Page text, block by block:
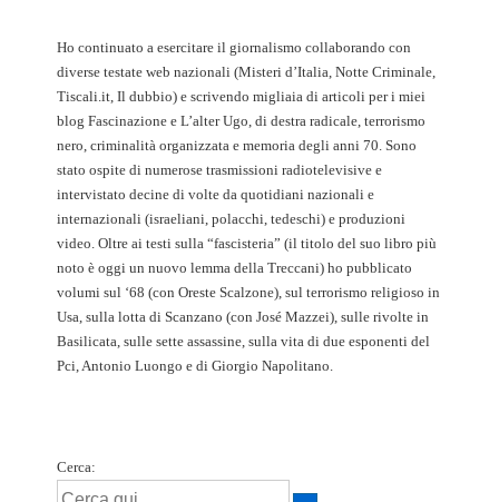
Ho continuato a esercitare il giornalismo collaborando con
diverse testate web nazionali (Misteri d’Italia, Notte Criminale,
Tiscali.it, Il dubbio) e scrivendo migliaia di articoli per i miei
blog Fascinazione e L’alter Ugo, di destra radicale, terrorismo
nero, criminalità organizzata e memoria degli anni 70. Sono
stato ospite di numerose trasmissioni radiotelevisive e
intervistato decine di volte da quotidiani nazionali e
internazionali (israeliani, polacchi, tedeschi) e produzioni
video. Oltre ai testi sulla “fascisteria” (il titolo del suo libro più
noto è oggi un nuovo lemma della Treccani) ho pubblicato
volumi sul ‘68 (con Oreste Scalzone), sul terrorismo religioso in
Usa, sulla lotta di Scanzano (con José Mazzei), sulle rivolte in
Basilicata, sulle sette assassine, sulla vita di due esponenti del
Pci, Antonio Luongo e di Giorgio Napolitano.
Cerca: